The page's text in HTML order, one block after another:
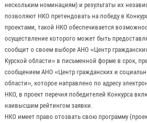
нескольким номинациям) и результаты их
позволяют НКО претендовать на победу в
проектами, такой НКО обеспечивается
осуществление которого может быть
сообщит о своем выборе АНО «Центр
Курской области» в письменной форме в срок,
сообщением АНО «Центр гражданских и
области», которое направлено по адресу
НКО, в проект перечня победителей Конкурса
наивысшим рейтингом заявки.
НКО имеет право отозвать свою программу